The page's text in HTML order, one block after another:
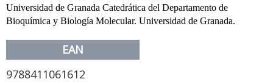
Universidad de Granada Catedrática del Departamento de
Bioquímica y Biología Molecular. Universidad de Granada.
EAN
9788411061612